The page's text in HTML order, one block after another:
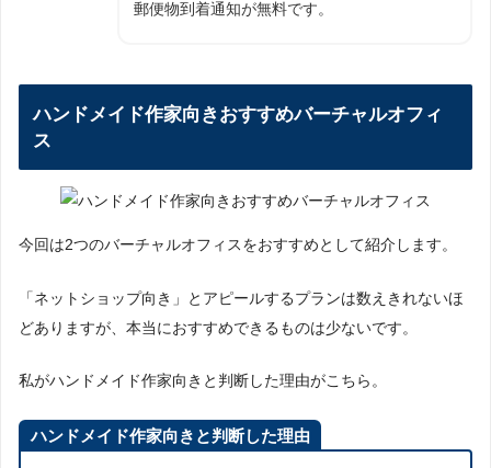
郵便物到着通知が無料です。
ハンドメイド作家向きおすすめバーチャルオフィ
ス
今回は2つのバーチャルオフィスをおすすめとして紹介します。
「ネットショップ向き」とアピールするプランは数えきれないほ
どありますが、本当におすすめできるものは少ないです。
私がハンドメイド作家向きと判断した理由がこちら。
ハンドメイド作家向きと判断した理由